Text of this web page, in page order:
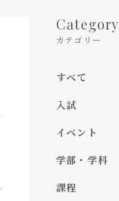
Category
カテゴリー
すべて
入試
イベント
学部・学科
課程